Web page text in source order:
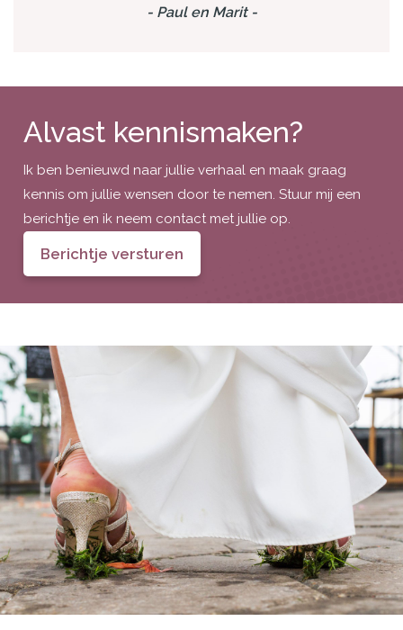
- Paul en Marit-
Alvast kennismaken?
Ik ben benieuwd naar jullie verhaal en maak graag
kennis om jullie wensen door te nemen. Stuur mij een
berichtje en ik neem contact met jullie op.
Berichtje versturen